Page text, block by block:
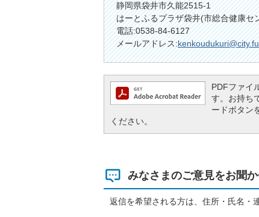
静岡県袋井市久能2515-1
はーとふるプラザ袋井(市総合健康セ
電話:0538-84-6127
メールアドレス:
PDFファイ
す。お持ち
ードボタン
ください。
みなさまのご意見をお聞
返信を希望される方は、住所・氏名・